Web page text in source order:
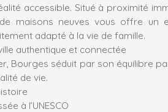
accessible. Situé à proximité
maisons neuves vous offre un
adapté à la vie de famille.
authentique et connectée
Bourges séduit par son équilibre
de vie.
à l’UNESCO